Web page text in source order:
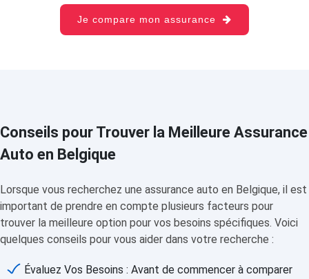
Je compare mon assurance
Conseils pour Trouver la Meilleure Assurance
Auto en Belgique
Lorsque vous recherchez une assurance auto en Belgique, il est
important de prendre en compte plusieurs facteurs pour
trouver la meilleure option pour vos besoins spécifiques. Voici
quelques conseils pour vous aider dans votre recherche :
Évaluez Vos Besoins : Avant de commencer à comparer